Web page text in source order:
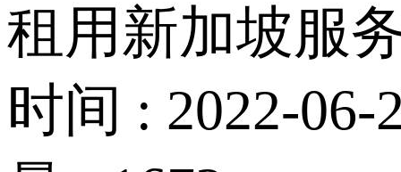
租用新加坡服
时间 : 2022-06-